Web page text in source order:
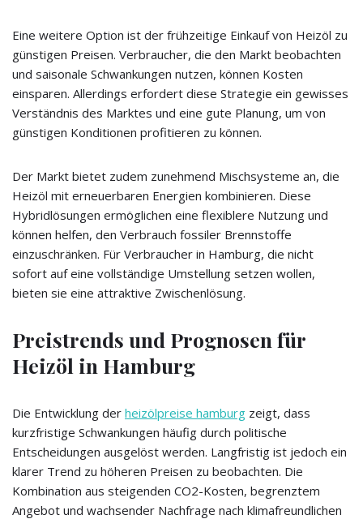
Eine weitere Option ist der frühzeitige Einkauf von Heizöl zu
günstigen Preisen. Verbraucher, die den Markt beobachten
und saisonale Schwankungen nutzen, können Kosten
einsparen. Allerdings erfordert diese Strategie ein gewisses
Verständnis des Marktes und eine gute Planung, um von
günstigen Konditionen profitieren zu können.
Der Markt bietet zudem zunehmend Mischsysteme an, die
Heizöl mit erneuerbaren Energien kombinieren. Diese
Hybridlösungen ermöglichen eine flexiblere Nutzung und
können helfen, den Verbrauch fossiler Brennstoffe
einzuschränken. Für Verbraucher in Hamburg, die nicht
sofort auf eine vollständige Umstellung setzen wollen,
bieten sie eine attraktive Zwischenlösung.
Preistrends und Prognosen für
Heizöl in Hamburg
Die Entwicklung der heizölpreise hamburg zeigt, dass
kurzfristige Schwankungen häufig durch politische
Entscheidungen ausgelöst werden. Langfristig ist jedoch ein
klarer Trend zu höheren Preisen zu beobachten. Die
Kombination aus steigenden CO2-Kosten, begrenztem
Angebot und wachsender Nachfrage nach klimafreundlichen